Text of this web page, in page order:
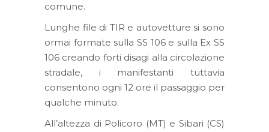
comune.
Lunghe file di TIR e autovetture si sono
ormai formate sulla SS 106 e sulla Ex SS
106 creando forti disagi alla circolazione
stradale, i manifestanti tuttavia
consentono ogni 12 ore il passaggio per
qualche minuto.
All’altezza di Policoro (MT) e Sibari (CS)